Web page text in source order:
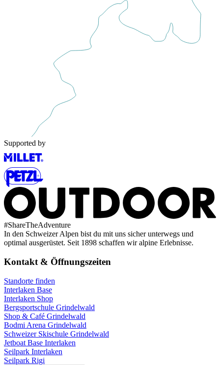
Supported by
#ShareTheAdventure
In den Schweizer Alpen bist du mit uns sicher unterwegs und
optimal ausgerüstet. Seit 1898 schaffen wir alpine Erlebnisse.
Kontakt & Öffnungszeiten
Standorte finden
Interlaken Base
Interlaken Shop
Bergsportschule Grindelwald
Shop & Café Grindelwald
Bodmi Arena Grindelwald
Schweizer Skischule Grindelwald
Jetboat Base Interlaken
Seilpark Interlaken
Seilpark Rigi